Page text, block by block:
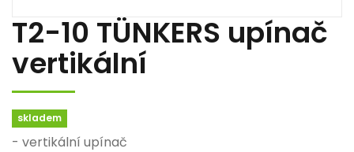
T2-10 TÜNKERS upínač
vertikální
skladem
- vertikální upínač